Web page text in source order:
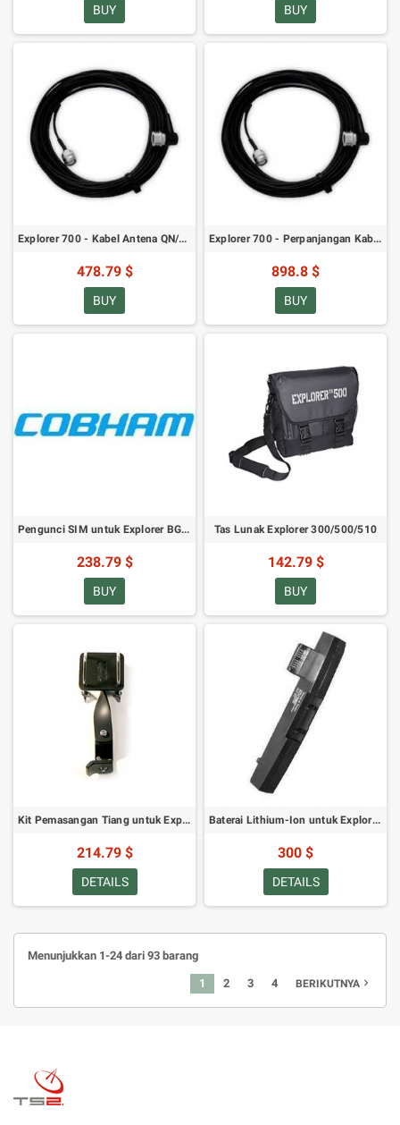
BUY BUY
Explorer 700 - Kabel Antena QN/TNC 60-Meter
478.79 $
BUY
Explorer 700 - Perpanjangan Kabel Antena 100 Meter QN/TNC
898.8 $
BUY
Pengunci SIM untuk Explorer BGAN
238.79 $
BUY
Tas Lunak Explorer 300/500/510
142.79 $
BUY
Kit Pemasangan Tiang untuk Explorer 300/500
214.79 $
DETAILS
Baterai Lithium-Ion untuk Explorer 300/500
300 $
DETAILS
Menunjukkan 1-24 dari 93 barang
1 2 3 4 BERIKUTNYA navigate_next